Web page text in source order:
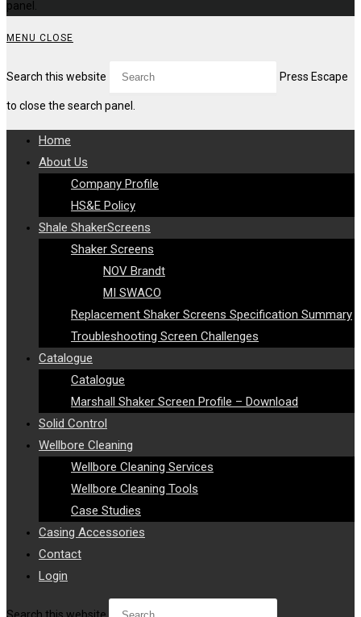
panel.
MENU CLOSE
Search this website Press Escape
to close the search panel.
Home
About Us
Company Profile
HS&E Policy
Shale ShakerScreens
Shaker Screens
NOV Brandt
MI SWACO
Replacement Shaker Screens Specification Summary
Troubleshooting Screen Challenges
Catalogue
Catalogue
Marshall Shaker Screen Profile – Download
Solid Control
Wellbore Cleaning
Wellbore Cleaning Services
Wellbore Cleaning Tools
Case Studies
Casing Accessories
Contact
Login